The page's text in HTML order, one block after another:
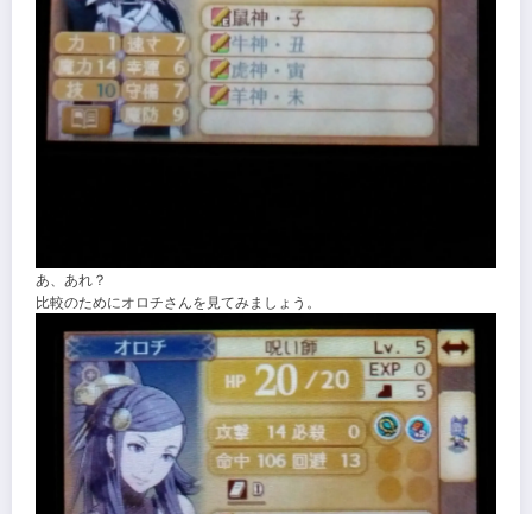
あ、あれ？
比較のためにオロチさんを見てみましょう。